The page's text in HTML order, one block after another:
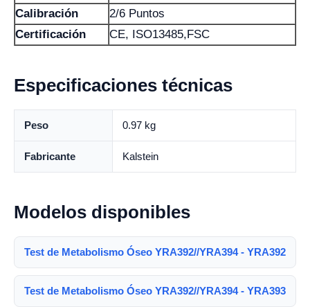
Calibración
2/6 Puntos
Certificación
CE, ISO13485,FSC
Especificaciones técnicas
Peso 0.97 kg
Fabricante Kalstein
Modelos disponibles
Test de Metabolismo Óseo YRA392//YRA394 - YRA392
Test de Metabolismo Óseo YRA392//YRA394 - YRA393